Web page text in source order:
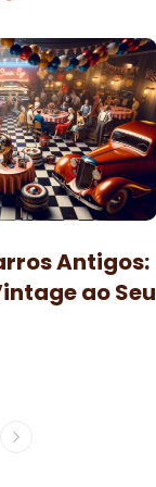
Antigos:
ao Seu